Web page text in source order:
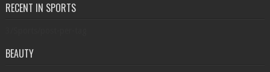
RECENT IN SPORTS
BEAUTY